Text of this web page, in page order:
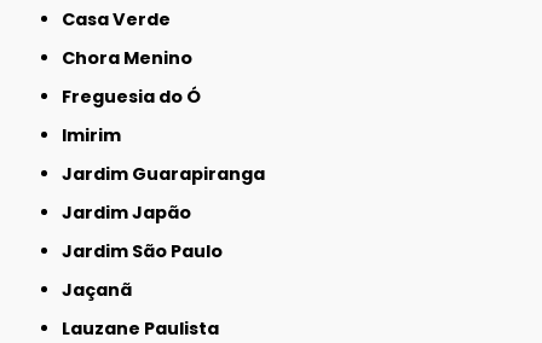
Casa Verde
Chora Menino
Freguesia do Ó
Imirim
Jardim Guarapiranga
Jardim Japão
Jardim São Paulo
Jaçanã
Lauzane Paulista